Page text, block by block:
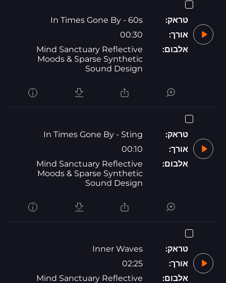
טראק:
In Times Gone By - 60s
אורך:
00:30
אלבום:
Mind Sanctuary Reflective
Moods & Sparse Synthetic
Sound Design
טראק:
In Times Gone By - Sting
אורך:
00:10
אלבום:
Mind Sanctuary Reflective
Moods & Sparse Synthetic
Sound Design
טראק:
Inner Waves
אורך:
02:25
אלבום:
Mind Sanctuary Reflective